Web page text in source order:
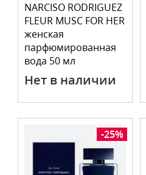
NARCISO RODRIGUEZ
FLEUR MUSC FOR HER
женская
парфюмированная
вода 50 мл
Нет в наличии
-25%